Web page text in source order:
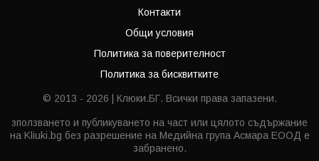
Контакти
Общи условия
Политика за поверителност
Политика за бисквитките
© 2013 - 2026 | Клюки.БГ. Всички права запазени.
зползването и публикуването на част или цялото съдържание
на Kliuki.bg без разрешение на Медийна група Асмара ЕООД е
забранено.